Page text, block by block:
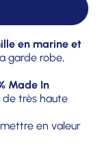
en marine et
garde robe,
Made In
de très haute
en valeur